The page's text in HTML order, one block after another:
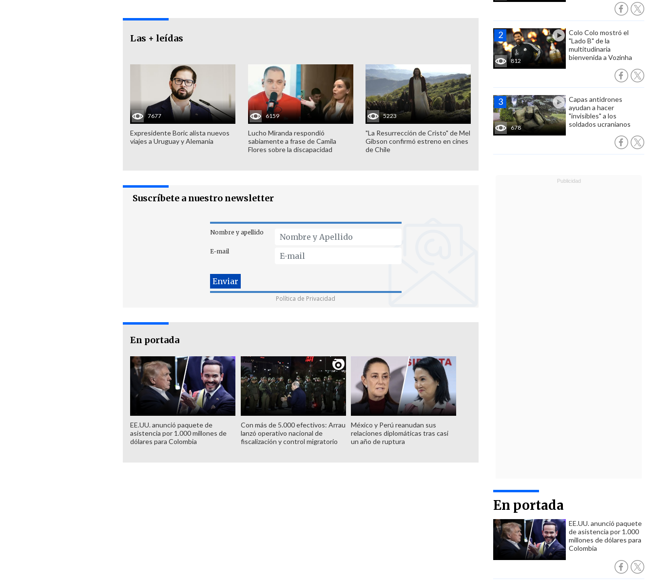
812
Colo Colo mostró el
"Lado B" de la
multitudinaria
bienvenida a Vozinha
678
Capas antidrones
ayudan a hacer
"invisibles" a los
soldados ucranianos
En portada
EE.UU. anunció paquete
de asistencia por 1.000
millones de dólares para
Colombia
Las + leídas
7677
Expresidente Boric alista nuevos
viajes a Uruguay y Alemania
6159
Lucho Miranda respondió
sabiamente a frase de Camila
Flores sobre la discapacidad
5223
"La Resurrección de Cristo" de Mel
Gibson confirmó estreno en cines
de Chile
Suscríbete a nuestro newsletter
Nombre y apellido
E-mail
Política de Privacidad
En portada
EE.UU. anunció paquete de
asistencia por 1.000 millones de
dólares para Colombia
Con más de 5.000 efectivos: Arrau
lanzó operativo nacional de
fiscalización y control migratorio
México y Perú reanudan sus
relaciones diplomáticas tras casi
un año de ruptura